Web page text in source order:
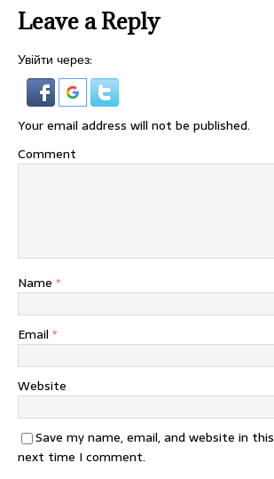
Leave a Reply
Увійти через:
Your email address will not be published.
Comment
Name *
Email *
Website
Save my name, email, and website in
next time I comment.